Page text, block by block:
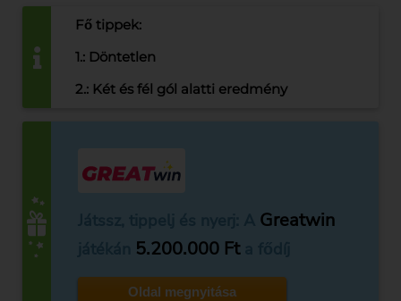
Fő tippek:
1.: Döntetlen
2.: Két és fél gól alatti eredmény
Greatwin
5.200.000 Fta fődíj
Oldal megnyitása